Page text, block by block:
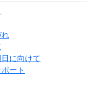
に向けて
ート